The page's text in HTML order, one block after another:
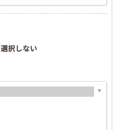
選択しない